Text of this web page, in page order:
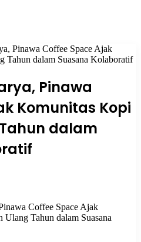
Pinawa Coffee Space Ajak
Tahun dalam Suasana Kolaboratif
Pinawa
Komunitas Kopi
dalam